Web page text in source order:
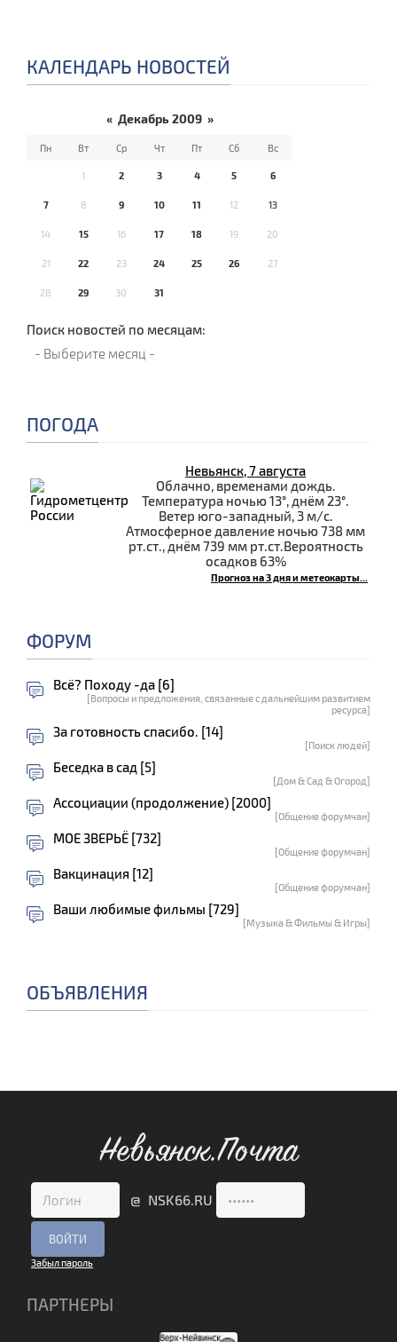
КАЛЕНДАРЬ НОВОСТЕЙ
« Декабрь 2009 »
Пн Вт Ср Чт Пт Сб Вс
1 2 3 4 5 6
7 8 9 10 11 12 13
14 15 16 17 18 19 20
21 22 23 24 25 26 27
28 29 30 31
Поиск новостей по месяцам:
ПОГОДА
Невьянск, 7 августа
Облачно, временами дождь.
Температура ночью 13°, днём 23°.
Ветер юго-западный, 3 м/с.
Атмосферное давление ночью 738 мм
рт.ст., днём 739 мм рт.ст.Вероятность
осадков 63%
Прогноз на 3 дня и метеокарты...
ФОРУМ
Всё? Походу -да [6]
[Вопросы и предложения, связанные с дальнейшим развитием
ресурса]
За готовность спасибо. [14]
[Поиск людей]
Беседка в сад [5]
[Дом & Сад & Огород]
Ассоциации (продолжение) [2000]
[Общение форумчан]
МОЕ ЗВЕРЬЁ [732]
[Общение форумчан]
Вакцинация [12]
[Общение форумчан]
Ваши любимые фильмы [729]
[Музыка & Фильмы & Игры]
ОБЪЯВЛЕНИЯ
Невьянск.Почта
@ NSK66.RU
Забыл пароль
ПАРТНЕРЫ